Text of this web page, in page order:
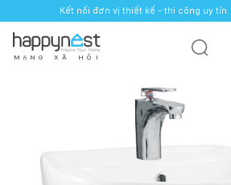
Kết nối đơn vị thiết kế - thi công uy tín.
M Ạ N G X Ã H Ộ I